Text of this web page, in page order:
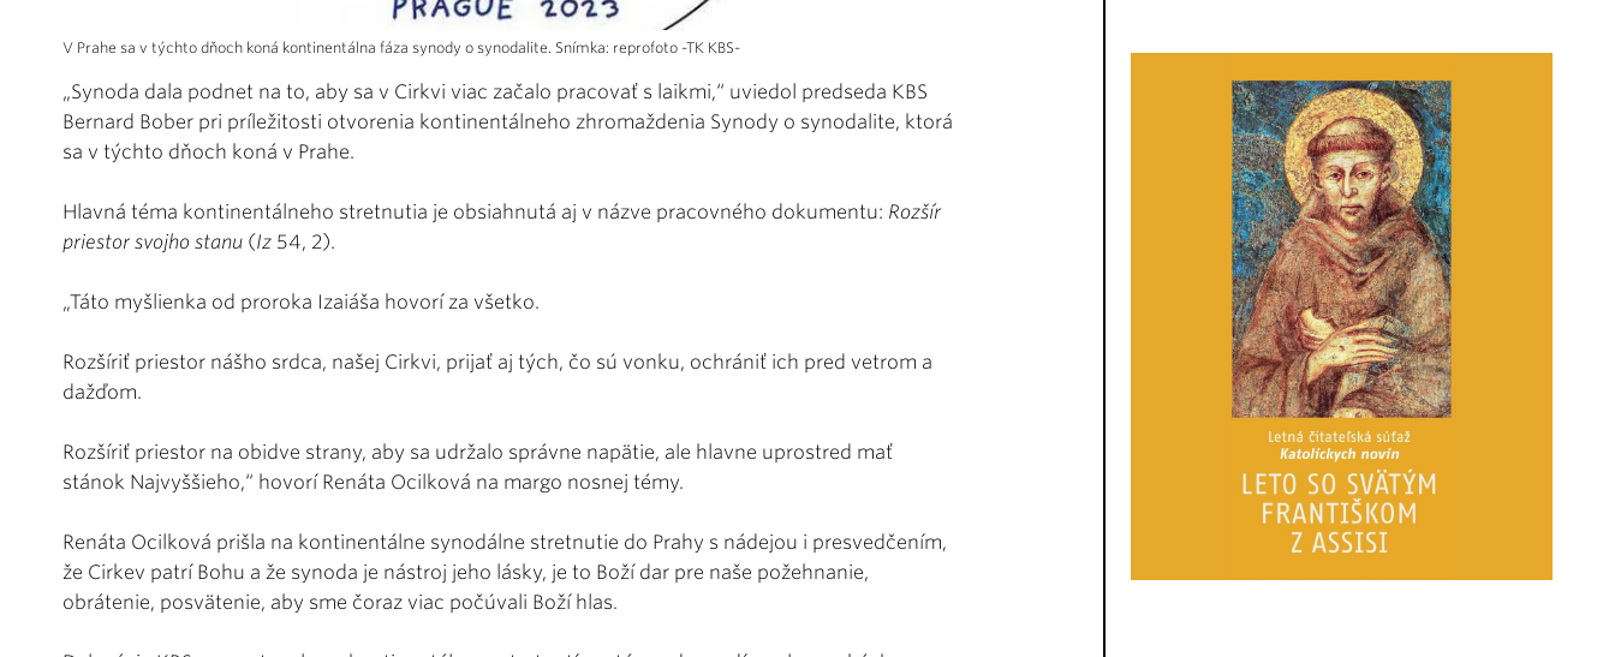
V Prahe sa v týchto dňoch koná kontinentálna fáza synody o synodalite. Snímka: reprofoto -TK KBS-
„Synoda dala podnet na to, aby sa v Cirkvi viac začalo pracovať s laikmi,“ uviedol predseda KBS
Bernard Bober pri príležitosti otvorenia kontinentálneho zhromaždenia Synody o synodalite, ktorá
sa v týchto dňoch koná v Prahe.
Hlavná téma kontinentálneho stretnutia je obsiahnutá aj v názve pracovného dokumentu: Rozšír
priestor svojho stanu (Iz 54, 2).
„Táto myšlienka od proroka Izaiáša hovorí za všetko.
Rozšíriť priestor nášho srdca, našej Cirkvi, prijať aj tých, čo sú vonku, ochrániť ich pred vetrom a
dažďom.
Rozšíriť priestor na obidve strany, aby sa udržalo správne napätie, ale hlavne uprostred mať
stánok Najvyššieho,“ hovorí Renáta Ocilková na margo nosnej témy.
Renáta Ocilková prišla na kontinentálne synodálne stretnutie do Prahy s nádejou i presvedčením,
že Cirkev patrí Bohu a že synoda je nástroj jeho lásky, je to Boží dar pre naše požehnanie,
obrátenie, posvätenie, aby sme čoraz viac počúvali Boží hlas.